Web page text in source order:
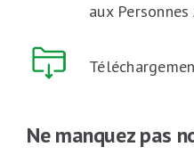
aux Personnes
Ne manquez pas